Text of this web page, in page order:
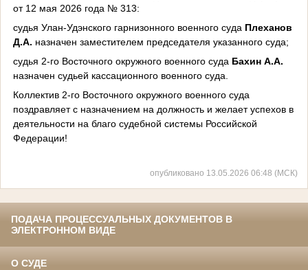
от 12 мая 2026 года № 313:
судья Улан-Удэнского гарнизонного военного суда Плеханов
Д.А. назначен заместителем председателя указанного суда;
судья 2-го Восточного окружного военного суда Бахин А.А.
назначен судьей кассационного военного суда.
Коллектив 2-го Восточного окружного военного суда
поздравляет с назначением на должность и желает успехов в
деятельности на благо судебной системы Российской
Федерации!
опубликовано 13.05.2026 06:48 (МСК)
ПОДАЧА ПРОЦЕССУАЛЬНЫХ ДОКУМЕНТОВ В
ЭЛЕКТРОННОМ ВИДЕ
О СУДЕ